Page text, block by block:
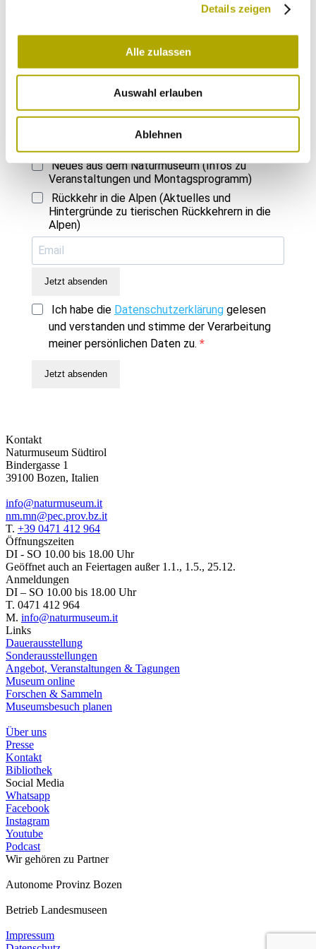
Details zeigen
Alle zulassen
Auswahl erlauben
Ablehnen
Immer auf dem neuesten Stand
Veranstaltungen und besonderen Neuigkeiten.
Wähle die Newsletter aus, für die du dich
Neues aus dem Naturmuseum (Infos zu
Veranstaltungen und Montagsprogramm)
Rückkehr in die Alpen (Aktuelles und
Hintergründe zu tierischen Rückkehrern in die
Alpen)
Jetzt absenden
Ich habe die Datenschutzerklärung gelesen
und verstanden und stimme der Verarbeitung
meiner persönlichen Daten zu.
Jetzt absenden
Kontakt
Naturmuseum Südtirol
Bindergasse 1
39100 Bozen, Italien
info@naturmuseum.it
nm.mn@pec.prov.bz.it
T. +39 0471 412 964
Öffnungszeiten
DI - SO 10.00 bis 18.00 Uhr
Geöffnet auch an Feiertagen außer 1.1., 1.5., 25.12.
Anmeldungen
DI – SO 10.00 bis 18.00 Uhr
T. 0471 412 964
M. info@naturmuseum.it
Links
Dauerausstellung
Sonderausstellungen
Angebot, Veranstaltungen & Tagungen
Museum online
Forschen & Sammeln
Museumsbesuch planen
Über uns
Presse
Kontakt
Bibliothek
Social Media
Whatsapp
Facebook
Instagram
Youtube
Podcast
Wir gehören zu Partner
Autonome Provinz Bozen
Betrieb Landesmuseen
Impressum